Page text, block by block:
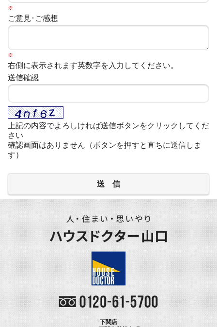
※
ご意見･ご感想
※
右側に表示されます英数字を入力してください。
送信確認
上記の内容でよろしければ送信ボタンをクリックしてくだ
さい
確認画面はありません（ボタンを押すと直ちに送信しま
す）
送 信
下関店